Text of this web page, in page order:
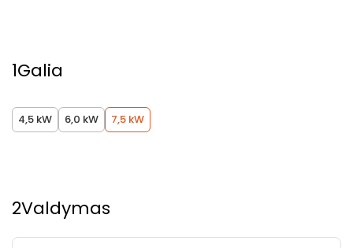
1Galia
4,5 kW 6,0 kW 7,5 kW
2Valdymas